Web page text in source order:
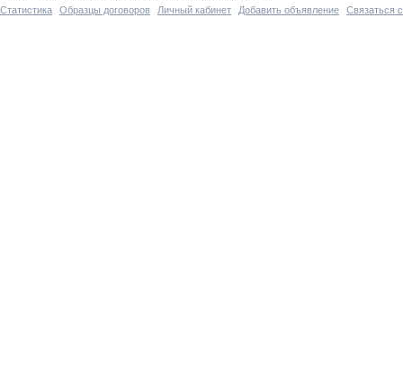
Статистика
Образцы договоров Личный кабинет Добавить объявление Связаться